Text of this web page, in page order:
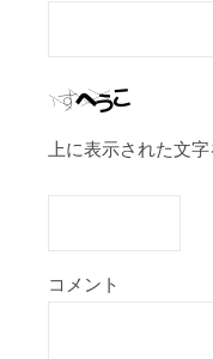
上に表示された文字
コメント